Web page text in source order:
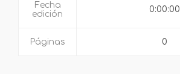
Fecha
edición
0:00:00
Páginas 0